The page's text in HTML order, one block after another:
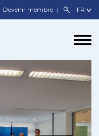
Devenir membre